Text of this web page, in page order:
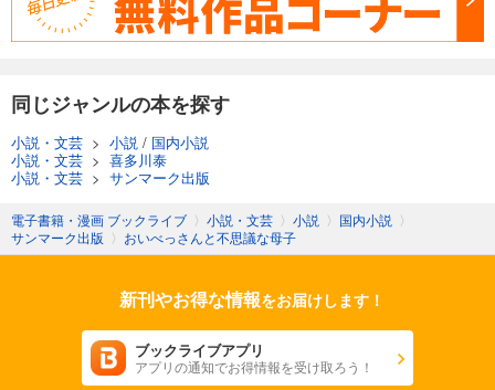
同じジャンルの本を探す
小説・文芸 > 小説 / 国内小説
小説・文芸 > 喜多川泰
小説・文芸 > サンマーク出版
電子書籍・漫画 ブックライブ 〉 小説・文芸 〉 小説 〉 国内小説 〉
サンマーク出版 〉 おいべっさんと不思議な母子
新刊やお得な情報をお届けします！
ブックライブアプリ
アプリの通知でお得情報を受け取ろう！